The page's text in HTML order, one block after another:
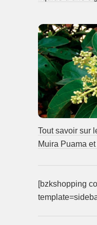
Tout savoir sur
Muira Puama
[bzkshopping